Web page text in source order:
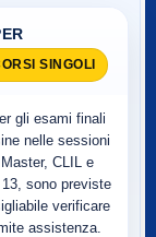
SINGOLI
gli esami finali
nelle sessioni
CLIL e
sono previste
verificare
assistenza.